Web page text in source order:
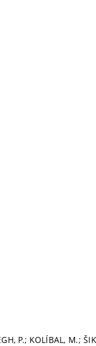
P.; KOLÍBAL, M.;